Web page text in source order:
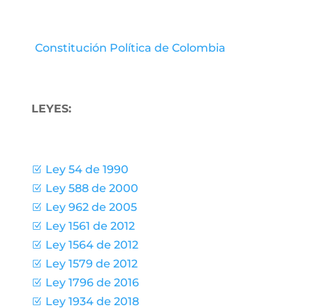
Constitución Política de Colombia
LEYES:
Z Ley 54 de 1990
Z Ley 588 de 2000
Z Ley 962 de 2005
Z Ley 1561 de 2012
Z Ley 1564 de 2012
Z Ley 1579 de 2012
Z Ley 1796 de 2016
Z Ley 1934 de 2018